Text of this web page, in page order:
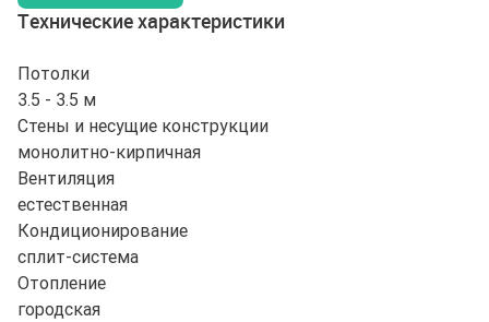
Технические характеристики
Потолки
3.5 - 3.5 м
Стены и несущие конструкции
монолитно-кирпичная
Вентиляция
естественная
Кондиционирование
сплит-система
Отопление
городская